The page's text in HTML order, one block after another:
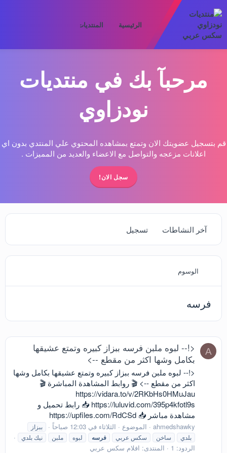
الرئيسية المنتديات
مرحبآ بك في منتديات
نودزاوي
قم بتسجيل عضويتك الان وتمتع بمشاهده المحتوي علي المنتدي بدون اي
اعلانات مزعجه والتواصل مع الاعضاء والعديد من المميزات .
سجل الان!
آخر النشاطات تسجيل
الوسوم
فرسه
A
<!-- لبوه ملبن فرسه ببزاز كبيره وتمتع عشيقها
بكامل وشها اكثر من مقطع -->
<!-- لبوه ملبن فرسه ببزاز كبيره وتمتع عشيقها بكامل وشها
اكثر من مقطع --> 🎬 روابط المشاهدة المباشرة 🎬
https://vidara.to/v/2RKbHs0HMuJau
https://luluvid.com/395p4kfotl9s 📥 رابط تحميل و
مشاهدة مباشر 📥 https://upfiles.com/RdCSd
ahmedshawky الموضوع الثلاثاء في 12:03 صباحاً
ببزاز
بلدي
ساخن سكس عربي فرسه لبوه ملبن نيك بلدي
الردود: 1 المنتدى: افلام سكس عربي